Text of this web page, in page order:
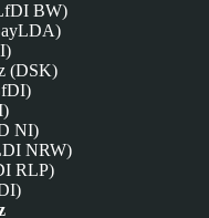
BW)
(DSK)
NI)
NRW)
RLP)